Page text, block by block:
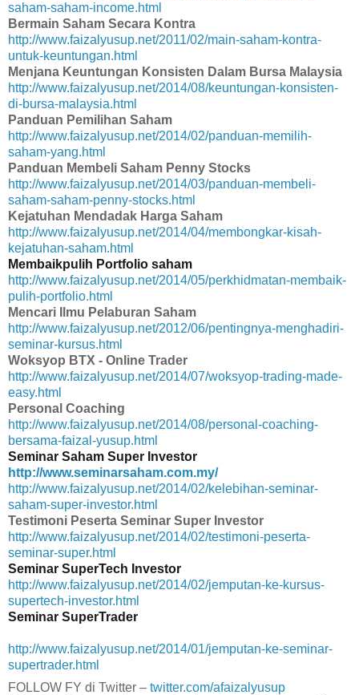
saham-saham-income.html
Bermain Saham Secara Kontra
http://www.faizalyusup.net/2011/02/main-saham-kontra-
untuk-keuntungan.html
Menjana Keuntungan Konsisten Dalam Bursa Malaysia
http://www.faizalyusup.net/2014/08/keuntungan-konsisten-
di-bursa-malaysia.html
Panduan Pemilihan Saham
http://www.faizalyusup.net/2014/02/panduan-memilih-
saham-yang.html
Panduan Membeli Saham Penny Stocks
http://www.faizalyusup.net/2014/03/panduan-membeli-
saham-saham-penny-stocks.html
Kejatuhan Mendadak Harga Saham
http://www.faizalyusup.net/2014/04/membongkar-kisah-
kejatuhan-saham.html
Membaikpulih Portfolio saham
http://www.faizalyusup.net/2014/05/perkhidmatan-membaik-
pulih-portfolio.html
Mencari Ilmu Pelaburan Saham
http://www.faizalyusup.net/2012/06/pentingnya-menghadiri-
seminar-kursus.html
Woksyop BTX - Online Trader
http://www.faizalyusup.net/2014/07/woksyop-trading-made-
easy.html
Personal Coaching
http://www.faizalyusup.net/2014/08/personal-coaching-
bersama-faizal-yusup.html
Seminar Saham Super Investor
http://www.seminarsaham.com.my/
http://www.faizalyusup.net/2014/02/kelebihan-seminar-
saham-super-investor.html
Testimoni Peserta Seminar Super Investor
http://www.faizalyusup.net/2014/02/testimoni-peserta-
seminar-super.html
Seminar SuperTech Investor
http://www.faizalyusup.net/2014/02/jemputan-ke-kursus-
supertech-investor.html
Seminar SuperTrader
http://www.faizalyusup.net/2014/01/jemputan-ke-seminar-
supertrader.html
FOLLOW FY di Twitter – twitter.com/afaizalyusup